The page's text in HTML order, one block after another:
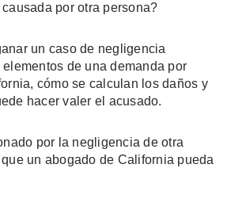
por otra persona?
un caso de negligencia
de una demanda por
cómo se calculan los daños y
hacer valer el acusado.
por la negligencia de otra
un abogado de California pueda